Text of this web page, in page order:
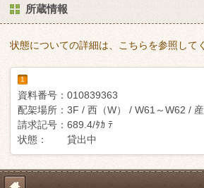
所蔵情報
状態についての詳細は、こちらを参照して
1
資料番号： 010839363
配架場所： 3F / 西（W） / W61～W62 /
請求記号： 689.4/ﾀｶ ﾃ
状態：
貸出中